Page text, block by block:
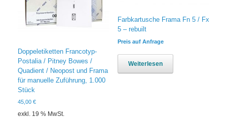
Doppeletiketten Francotyp-
Postalia / Pitney Bowes /
Quadient / Neopost und Frama
für manuelle Zuführung, 1.000
Stück
45,00 €
exkl. 19 % MwSt.
Farbkartusche Frama Fn 5 / Fx
5 – rebuilt
Preis auf Anfrage
Weiterlesen